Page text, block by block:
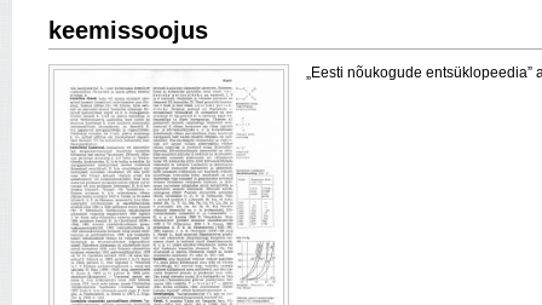
keemissoojus
„Eesti nõukogude